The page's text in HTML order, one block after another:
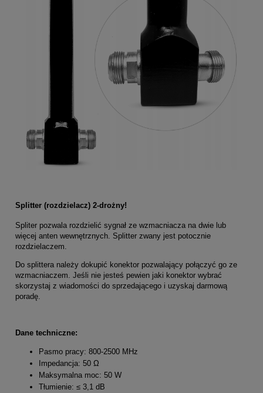
Splitter (rozdzielacz) 2-drożny!
Spliter pozwala rozdzielić sygnał ze wzmacniacza na dwie lub
więcej anten wewnętrznych. Splitter zwany jest potocznie
rozdzielaczem.
Do splittera należy dokupić konektor pozwalający połączyć go ze
wzmacniaczem. Jeśli nie jesteś pewien jaki konektor wybrać
skorzystaj z wiadomości do sprzedającego i uzyskaj darmową
poradę.
Dane techniczne:
Pasmo pracy: 800-2500 MHz
Impedancja: 50 Ω
Maksymalna moc: 50 W
Tłumienie: ≤ 3,1 dB